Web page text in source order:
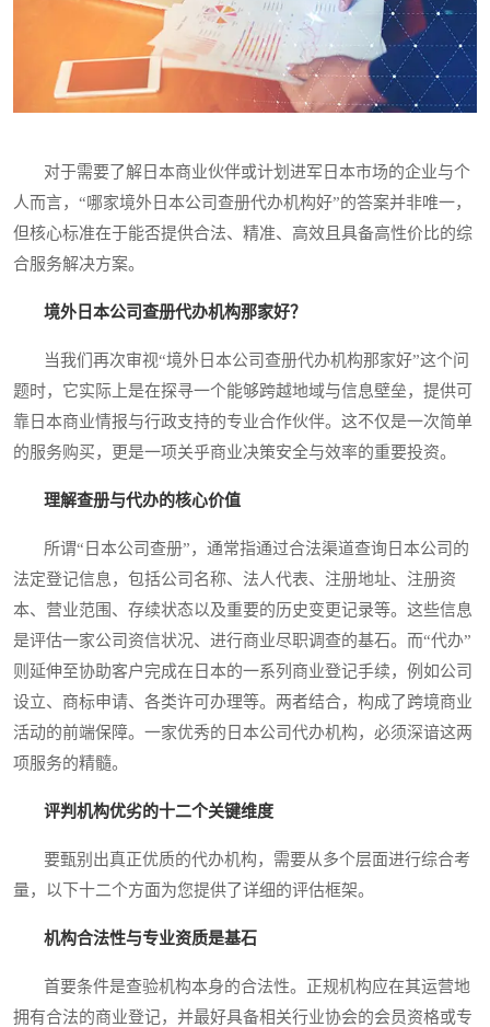
对于需要了解日本商业伙伴或计划进军日本市场的企业与个
人而言，“哪家境外日本公司查册代办机构好”的答案并非唯一，
但核心标准在于能否提供合法、精准、高效且具备高性价比的综
合服务解决方案。
境外日本公司查册代办机构那家好？
当我们再次审视“境外日本公司查册代办机构那家好”这个问
题时，它实际上是在探寻一个能够跨越地域与信息壁垒，提供可
靠日本商业情报与行政支持的专业合作伙伴。这不仅是一次简单
的服务购买，更是一项关乎商业决策安全与效率的重要投资。
理解查册与代办的核心价值
所谓“日本公司查册”，通常指通过合法渠道查询日本公司的
法定登记信息，包括公司名称、法人代表、注册地址、注册资
本、营业范围、存续状态以及重要的历史变更记录等。这些信息
是评估一家公司资信状况、进行商业尽职调查的基石。而“代办”
则延伸至协助客户完成在日本的一系列商业登记手续，例如公司
设立、商标申请、各类许可办理等。两者结合，构成了跨境商业
活动的前端保障。一家优秀的日本公司代办机构，必须深谙这两
项服务的精髓。
评判机构优劣的十二个关键维度
要甄别出真正优质的代办机构，需要从多个层面进行综合考
量，以下十二个方面为您提供了详细的评估框架。
机构合法性与专业资质是基石
首要条件是查验机构本身的合法性。正规机构应在其运营地
拥有合法的商业登记，并最好具备相关行业协会的会员资格或专